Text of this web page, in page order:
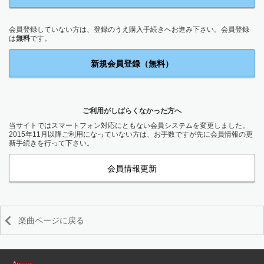
会員登録していない方は、登録のうえ購入手続きへお進み下さい。会員登録
は無料です。
新規会員登録（無料）
ご利用がしばらくなかった方へ
当サイトではスマートフォン対応にともない会員システムを変更しました。
2015年11月以降ご利用になっていない方は、お手数ですが先に会員情報の更
新手続きを行って下さい。
会員情報更新
楽曲ページに戻る